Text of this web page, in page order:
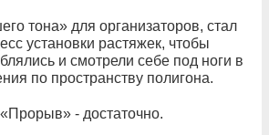
тона» для организаторов, стал
установки растяжек, чтобы
и смотрели себе под ноги в
по пространству полигона.
- достаточно.